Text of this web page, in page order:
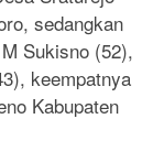
sedangkan
Sukisno (52),
keempatnya
Kabupaten